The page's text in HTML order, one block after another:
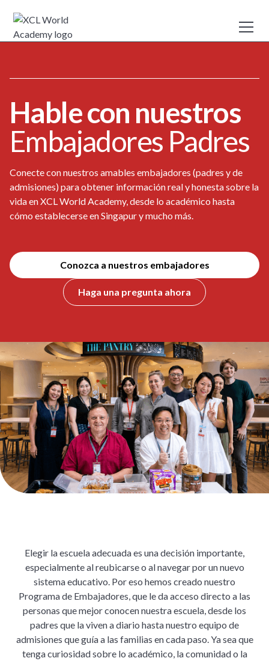
Hable con nuestros
Embajadores Padres
Conecte con nuestros amables embajadores (padres y de
admisiones) para obtener información real y honesta sobre la
vida en XCL World Academy, desde lo académico hasta
cómo establecerse en Singapur y mucho más.
Conozca a nuestros embajadores
Haga una pregunta ahora
Elegir la escuela adecuada es una decisión importante,
especialmente al reubicarse o al navegar por un nuevo
sistema educativo. Por eso hemos creado nuestro
Programa de Embajadores, que le da acceso directo a las
personas que mejor conocen nuestra escuela, desde los
padres que la viven a diario hasta nuestro equipo de
admisiones que guía a las familias en cada paso. Ya sea que
tenga curiosidad sobre lo académico, la comunidad o la